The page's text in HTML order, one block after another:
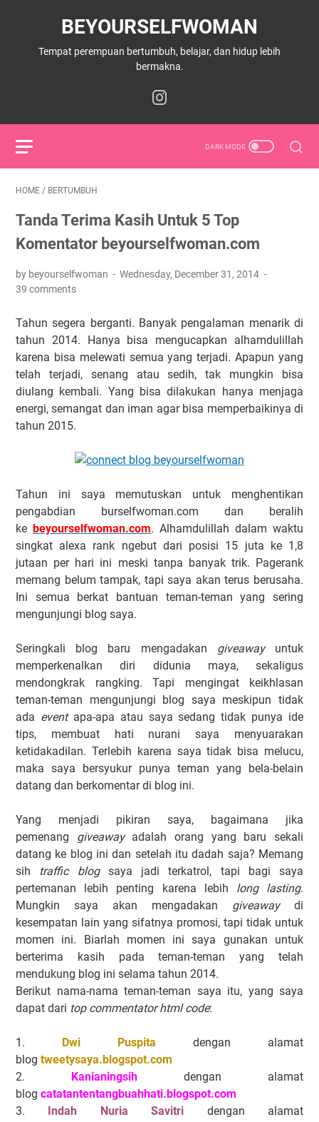
BEYOURSELFWOMAN
Tempat perempuan bertumbuh, belajar, dan hidup lebih
bermakna.
HOME / BERTUMBUH
Tanda Terima Kasih Untuk 5 Top
Komentator beyourselfwoman.com
by beyourselfwoman
Wednesday, December 31, 2014
39 comments
Tahun segera berganti. Banyak pengalaman menarik di
tahun 2014. Hanya bisa mengucapkan alhamdulillah
karena bisa melewati semua yang terjadi. Apapun yang
telah terjadi, senang atau sedih, tak mungkin bisa
diulang kembali. Yang bisa dilakukan hanya menjaga
energi, semangat dan iman agar bisa memperbaikinya di
tahun 2015.
Tahun ini saya memutuskan untuk menghentikan
pengabdian burselfwoman.com dan beralih
ke beyourselfwoman.com. Alhamdulillah dalam waktu
singkat alexa rank ngebut dari posisi 15 juta ke 1,8
jutaan per hari ini meski tanpa banyak trik. Pagerank
memang belum tampak, tapi saya akan terus berusaha.
Ini semua berkat bantuan teman-teman yang sering
mengunjungi blog saya.
Seringkali blog baru mengadakan giveawayuntuk
memperkenalkan diri didunia maya, sekaligus
mendongkrak rangking. Tapi mengingat keikhlasan
teman-teman mengunjungi blog saya meskipun tidak
ada eventapa-apa atau saya sedang tidak punya ide
tips, membuat hati nurani saya menyuarakan
ketidakadilan. Terlebih karena saya tidak bisa melucu,
maka saya bersyukur punya teman yang bela-belain
datang dan berkomentar di blog ini.
Yang menjadi pikiran saya, bagaimana jika
pemenang giveaway adalah orang yang baru sekali
datang ke blog ini dan setelah itu dadah saja? Memang
sih traffic blogsaya jadi terkatrol, tapi bagi saya
pertemanan lebih penting karena lebih long lasting.
Mungkin saya akan mengadakan giveawaydi
kesempatan lain yang sifatnya promosi, tapi tidak untuk
momen ini. Biarlah momen ini saya gunakan untuk
berterima kasih pada teman-teman yang telah
mendukung blog ini selama tahun 2014.
Berikut nama-nama teman-teman saya itu, yang saya
dapat dari top commentator html code:
1. Dwi Puspita dengan alamat
blog tweetysaya.blogspot.com
2. Kanianingsih dengan alamat
blog catatantentangbuahhati.blogspot.com
3. Indah Nuria Savitri dengan alamat